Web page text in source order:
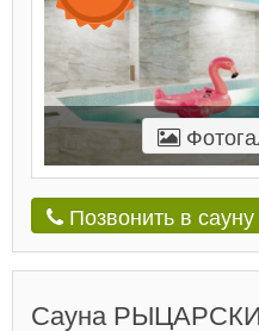
Позвонить в сауну
Сауна